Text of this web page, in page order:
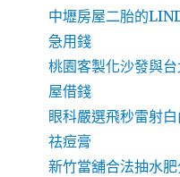
中壢房屋二胎的
急用錢
桃園客製化沙發與
屋借錢
眼科嚴選飛秒雷射
祛痘膏
新竹當舖合法抽水